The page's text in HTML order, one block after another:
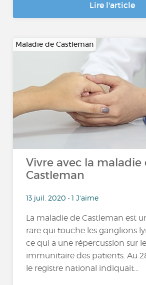
Lire l'article
Maladie de Castleman
Vivre avec la maladie
Castleman
13 juil. 2020 • 1 J'aime
La maladie de Castleman est
rare qui touche les ganglions
ce qui a une répercussion sur
immunitaire des patients. Au
le registre national indiquait...